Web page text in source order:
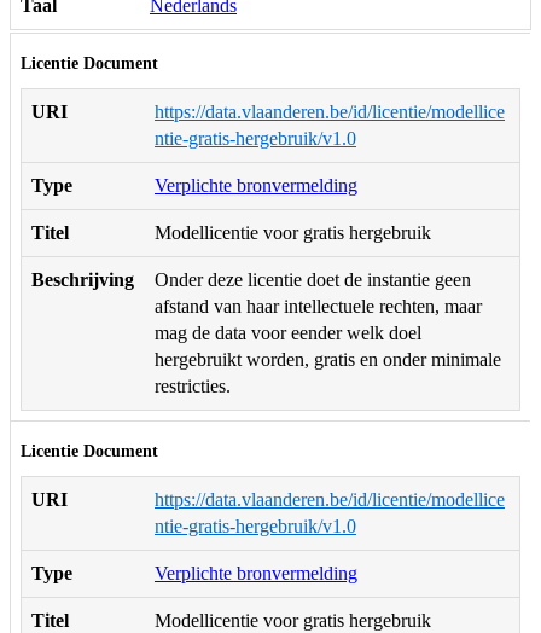
Taal Nederlands
Licentie Document
URI
https://data.vlaanderen.be/id/licentie/modellice
ntie-gratis-hergebruik/v1.0
Type Verplichte bronvermelding
Titel Modellicentie voor gratis hergebruik
Beschrijving
Onder deze licentie doet de instantie geen
afstand van haar intellectuele rechten, maar
mag de data voor eender welk doel
hergebruikt worden, gratis en onder minimale
restricties.
Licentie Document
URI
https://data.vlaanderen.be/id/licentie/modellice
ntie-gratis-hergebruik/v1.0
Type Verplichte bronvermelding
Titel Modellicentie voor gratis hergebruik